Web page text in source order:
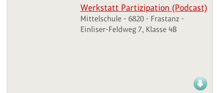
Werkstatt Partizipation (Podcast)
Mittelschule - 6820 - Frastanz -
Einliser-Feldweg 7, Klasse 4B